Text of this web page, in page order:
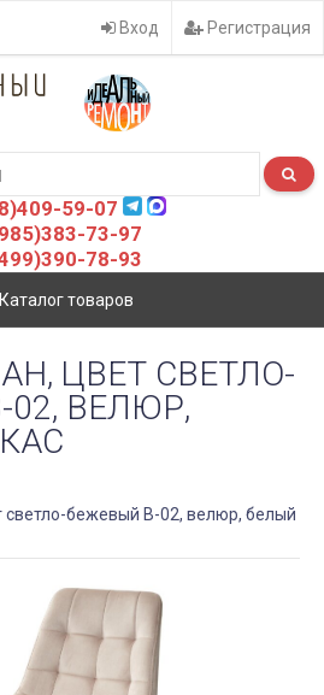
Вход Регистрация
59-07
73-97
78-93
товаров
ЦВЕТ СВЕТЛО-
ВЕЛЮР,
бежевый B-02, велюр, белый